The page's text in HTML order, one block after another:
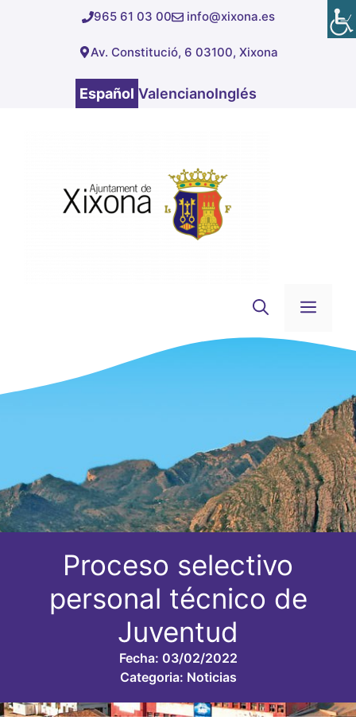
965 61 03 00 info@xixona.es
Av. Constitució, 6 03100, Xixona
Español ValencianoInglés
Proceso selectivo
personal técnico de
Juventud
Fecha: 03/02/2022
Categoria: Noticias